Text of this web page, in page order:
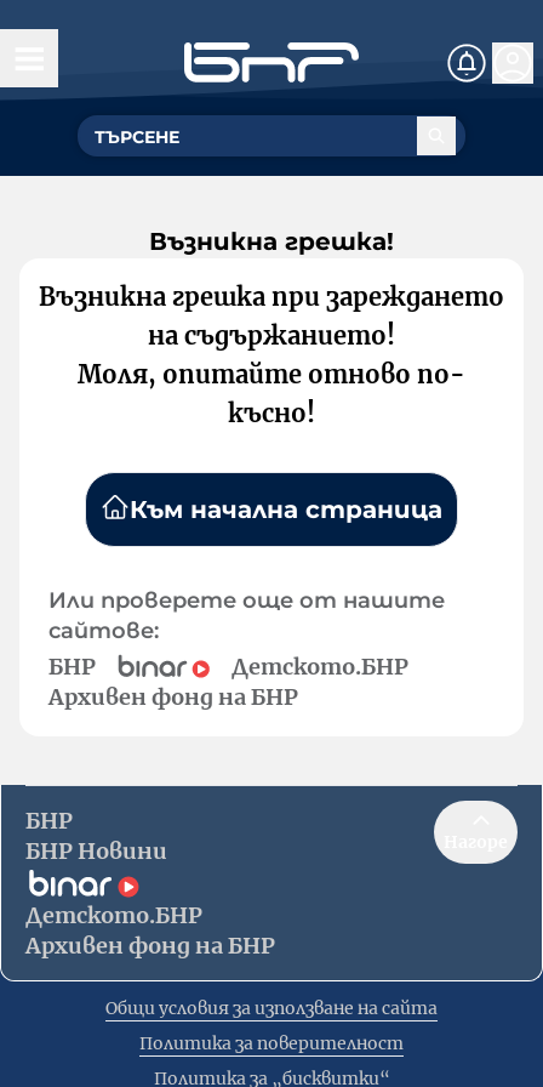
Възникна грешка!
Възникна грешка при зареждането
на съдържанието!
Моля, опитайте отново по-
късно!
Към начална страница
Или проверете още от нашите
сайтове:
БНР
Детското.БНР
Архивен фонд на БНР
БНР
БНР Новини
Детското.БНР
Архивен фонд на БНР
Общи условия за използване на сайта
Политика за поверителност
Политика за „бисквитки“